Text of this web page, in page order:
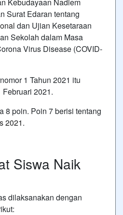
Surat Edaran tentang
dan Ujian Kesetaraan
Sekolah dalam Masa
Virus Disease (COVID-
1 Tahun 2021 itu
2021.
8 poin. Poin 7 berisi tentang
2021.
Siswa Naik
dilaksanakan dengan